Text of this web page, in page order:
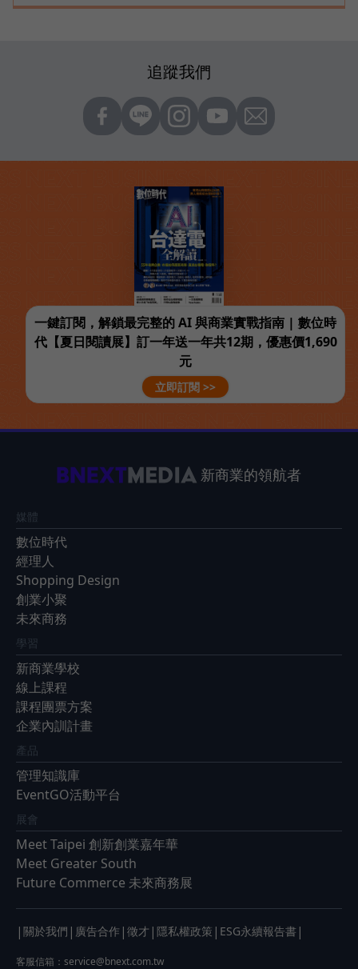
追蹤我們
一鍵訂閱，解鎖最完整的 AI 與商業實戰指南 | 數位時
代【夏日閱讀展】訂一年送一年共12期，優惠價1,690
元
立即訂閱 >>
新商業的領航者
媒體
數位時代
經理人
Shopping Design
創業小聚
未來商務
學習
新商業學校
線上課程
課程團票方案
企業內訓計畫
產品
管理知識庫
EventGO活動平台
展會
Meet Taipei 創新創業嘉年華
Meet Greater South
Future Commerce 未來商務展
| 關於我們 | 廣告合作 | 徵才 | 隱私權政策 | ESG永續報告書 |
客服信箱： service@bnext.com.tw